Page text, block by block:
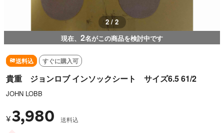
1 / 2
現在、 2名がこの商品を検討中です
送料込 すぐに購入可
貴重 ジョンロブ インソックシート サイズ6.5 61/2
JOHN LOBB
¥3,980 送料込